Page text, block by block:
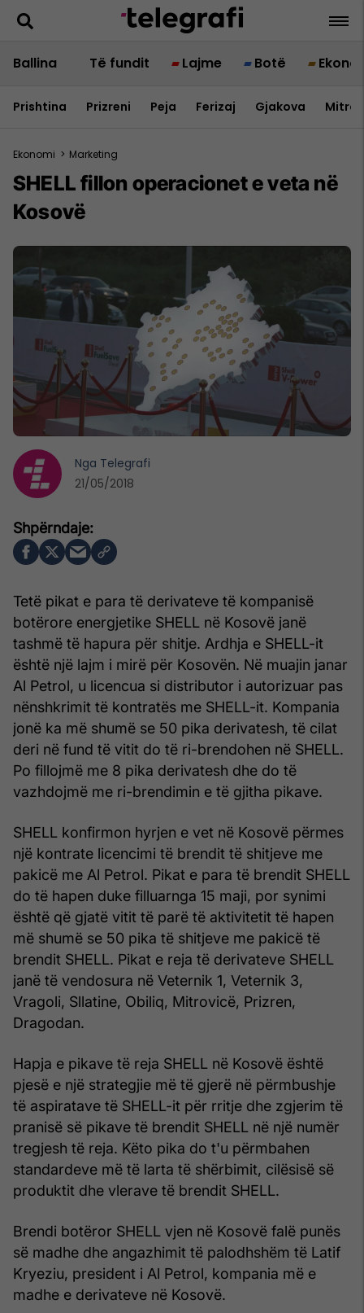
Ballina Të fundit Lajme Botë
Prishtina Prizreni Peja Ferizaj Gjakova
Ekonomi > Marketing
SHELL fillon operacionet e veta në
Kosovë
Tetë pikat e para të derivateve të kompanisë
botërore energjetike SHELL në Kosovë janë
tashmë të hapura për shitje. Ardhja e SHELL-it
është një lajm i mirë për Kosovën. Në muajin janar
Al Petrol, u licencua si distributor i autorizuar pas
nënshkrimit të kontratës me SHELL-it. Kompania
jonë ka më shumë se 50 pika derivatesh, të cilat
deri në fund të vitit do të ri-brendohen në SHELL.
Po fillojmë me 8 pika derivatesh dhe do të
vazhdojmë me ri-brendimin e të gjitha pikave.
SHELL konfirmon hyrjen e vet në Kosovë përmes
një kontrate licencimi të brendit të shitjeve me
pakicë me Al Petrol. Pikat e para të brendit SHELL
do të hapen duke filluarnga 15 maji, por synimi
është që gjatë vitit të parë të aktivitetit të hapen
më shumë se 50 pika të shitjeve me pakicë të
brendit SHELL. Pikat e reja të derivateve SHELL
janë të vendosura në Veternik 1, Veternik 3,
Vragoli, Sllatine, Obiliq, Mitrovicë, Prizren,
Dragodan.
Hapja e pikave të reja SHELL në Kosovë është
pjesë e një strategjie më të gjerë në përmbushje
të aspiratave të SHELL-it për rritje dhe zgjerim të
pranisë së pikave të brendit SHELL në një numër
tregjesh të reja. Këto pika do t'u përmbahen
standardeve më të larta të shërbimit, cilësisë së
produktit dhe vlerave të brendit SHELL.
Brendi botëror SHELL vjen në Kosovë falë punës
së madhe dhe angazhimit të palodhshëm të Latif
Kryeziu, president i Al Petrol, kompania më e
madhe e derivateve në Kosovë.
Nga Telegrafi
21/05/2018